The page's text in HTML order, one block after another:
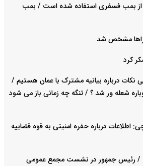
از بمب فسفری استفاده شده است / بمب
مشخص شد
کرد
نکات درباره بیانیه مشترک با عمان هستیم /
از ۱۷ تیر دوباره شعله ور شد ؟ / تنگه چه زمانی باز می شود
اطلاعات درباره حفره امنیتی به قوه قضاییه
/ رئیس جمهور در نشست مجمع عمومی